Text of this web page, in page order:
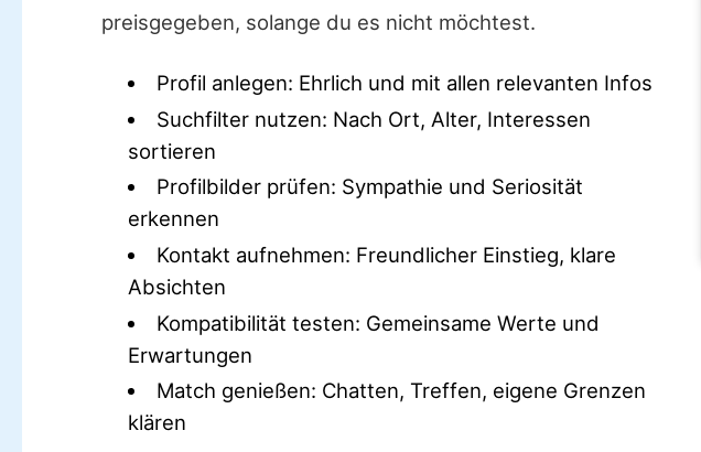
preisgegeben, solange du es nicht möchtest.
Profil anlegen: Ehrlich und mit allen relevanten Infos
Suchfilter nutzen: Nach Ort, Alter, Interessen
sortieren
Profilbilder prüfen: Sympathie und Seriosität
erkennen
Kontakt aufnehmen: Freundlicher Einstieg, klare
Absichten
Kompatibilität testen: Gemeinsame Werte und
Erwartungen
Match genießen: Chatten, Treffen, eigene Grenzen
klären